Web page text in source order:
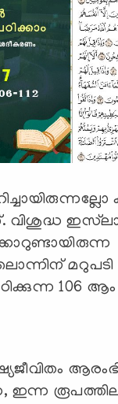
വിശുദ്ധ
106
ഇന്ന